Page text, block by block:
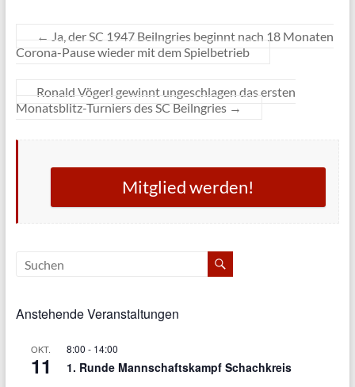
← Ja, der SC 1947 Beilngries beginnt nach 18 Monaten
Corona-Pause wieder mit dem Spielbetrieb
Ronald Vögerl gewinnt ungeschlagen das ersten
Monatsblitz-Turniers des SC Beilngries →
Mitglied werden!
Anstehende Veranstaltungen
OKT.
11
8:00 - 14:00
1. Runde Mannschaftskampf Schachkreis